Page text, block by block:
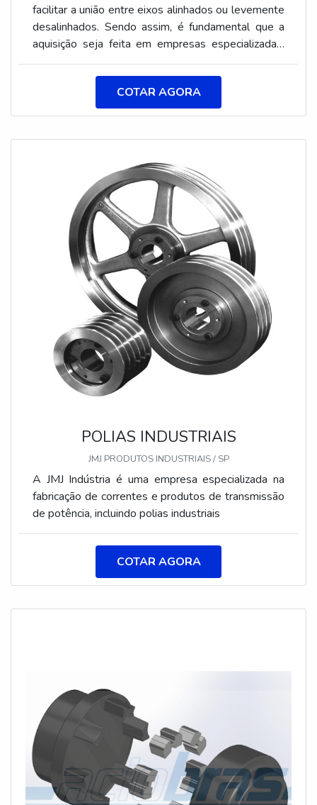
COMPROVADAApenas na Aciobras existem as
melhores condições para quem deseja achar o que
precisa para acoplamentos mecânicos. É possível
encontrar uma grande variedade no portfólio como
acoplamento de borracha e elementos flexíveis
diferenciando dentro de seu segmento, a empresa
consegue também proporcionar um atendimento
Aciobras é uma empresa que tem feito a diferença
no mercado pela idoneidade em tudo que faz, o
que fecha o ciclo de entrega com excelência para
cada cliente.
facilitar a união entre eixos alinhados ou levemente
desalinhados. Sendo assim, é fundamental que a
aquisição seja feita em empresas especializadas,
como a SCPolias, que desenvolve peças para atuar
nas funções de: Absorver choques; Absorver
desalinhamentos; Absorver vibrações; Atenuar
partida e acionamento do equipamento; Facilitar
Durante a construção, a empresa aplica
COTAR AGORA
POLIAS INDUSTRIAIS
JMJ PRODUTOS INDUSTRIAIS / SP
A JMJ Indústria é uma empresa especializada na
fabricação de correntes e produtos de transmissão
de potência, incluindo polias industriais
COTAR AGORA